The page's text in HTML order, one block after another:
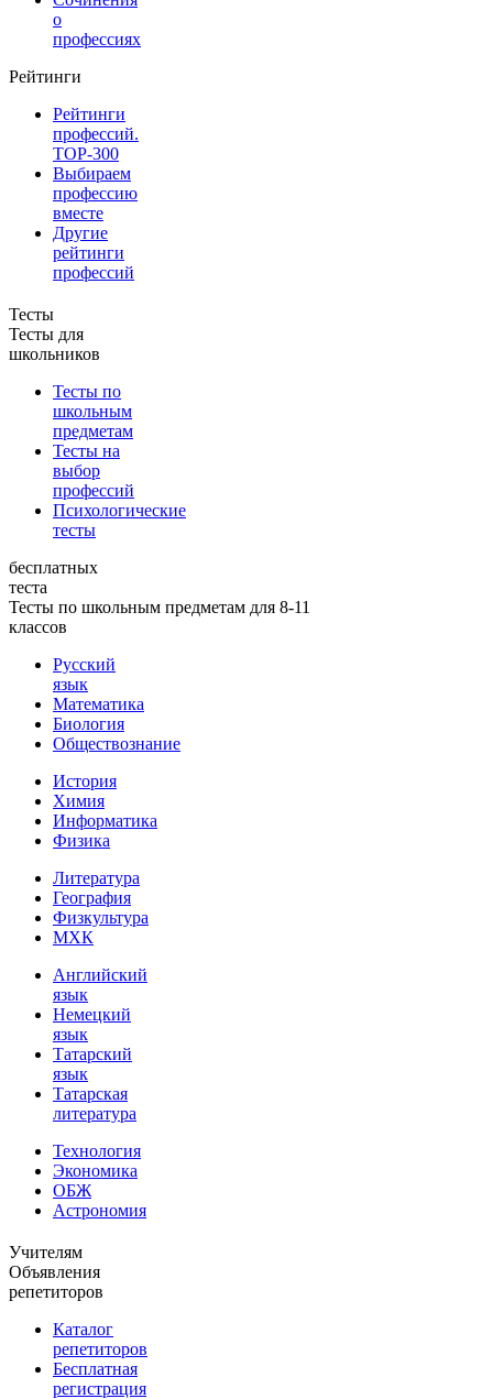
о
профессиях
Рейтинги
Рейтинги
профессий.
TOP-300
Выбираем
профессию
вместе
Другие
рейтинги
профессий
Тесты
Тесты для
школьников
Тесты по
школьным
предметам
Тесты на
выбор
профессий
Психологические
тесты
бесплатных
теста
Тесты по школьным предметам для 8-11
классов
Русский
язык
Математика
Биология
Обществознание
История
Химия
Информатика
Физика
Литература
География
Физкультура
МХК
Английский
язык
Немецкий
язык
Татарский
язык
Татарская
литература
Технология
Экономика
ОБЖ
Астрономия
Учителям
Объявления
репетиторов
Каталог
репетиторов
Бесплатная
регистрация